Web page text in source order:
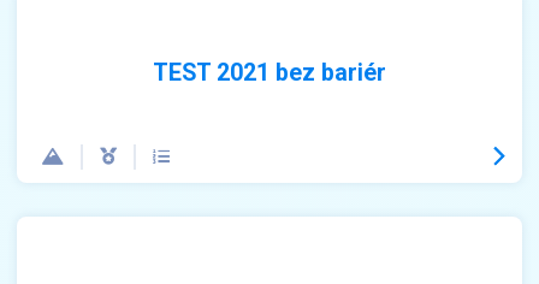
TEST 2021 bez bariér